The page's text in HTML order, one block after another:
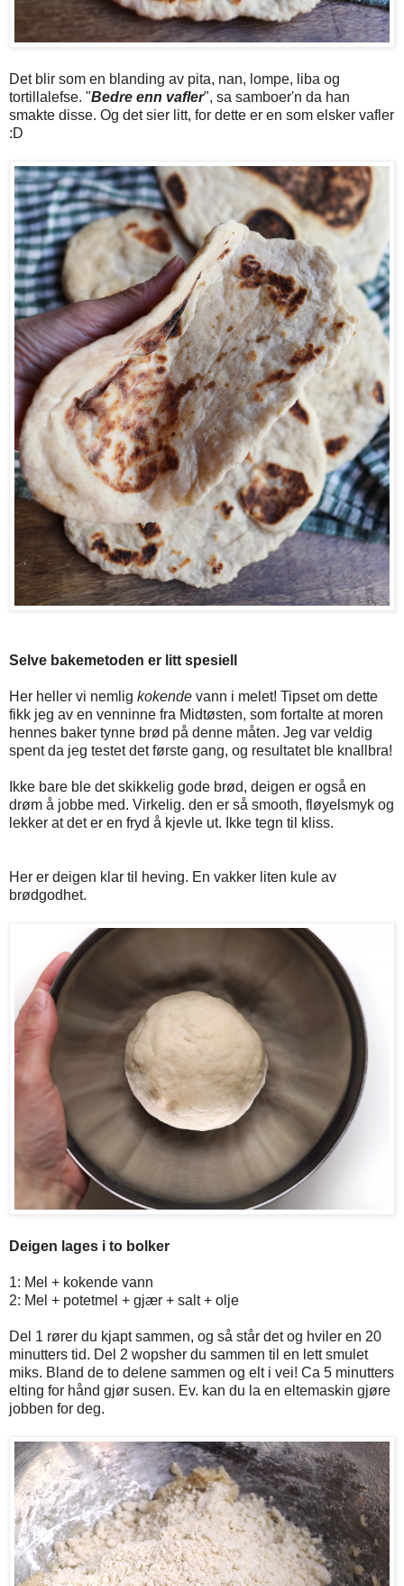
Det blir som en blanding av pita, nan, lompe, liba og
tortillalefse. "Bedre enn vafler", sa samboer'n da han
smakte disse. Og det sier litt, for dette er en som elsker vafler
:D
Selve bakemetoden er litt spesiell
Her heller vi nemlig kokende vann i melet! Tipset om dette
fikk jeg av en venninne fra Midtøsten, som fortalte at moren
hennes baker tynne brød på denne måten. Jeg var veldig
spent da jeg testet det første gang, og resultatet ble knallbra!
Ikke bare ble det skikkelig gode brød, deigen er også en
drøm å jobbe med. Virkelig. den er så smooth, fløyelsmyk og
lekker at det er en fryd å kjevle ut. Ikke tegn til kliss.
Her er deigen klar til heving. En vakker liten kule av
brødgodhet.
Deigen lages i to bolker
1: Mel + kokende vann
2: Mel + potetmel + gjær + salt + olje
Del 1 rører du kjapt sammen, og så står det og hviler en 20
minutters tid. Del 2 wopsher du sammen til en lett smulet
miks. Bland de to delene sammen og elt i vei! Ca 5 minutters
elting for hånd gjør susen. Ev. kan du la en eltemaskin gjøre
jobben for deg.